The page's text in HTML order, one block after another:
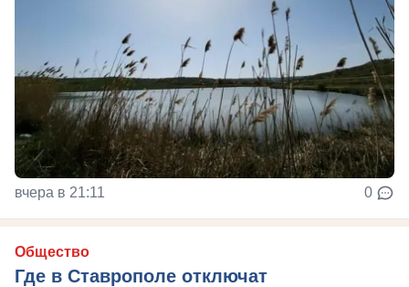
вчера в 21:11 0
Общество
Где в Ставрополе отключат